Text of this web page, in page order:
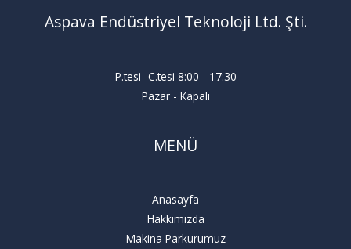
Aspava Endüstriyel Teknoloji Ltd. Şti.
P.tesi- C.tesi 8:00 - 17:30
Pazar - Kapalı
MENÜ
Anasayfa
Hakkımızda
Makina Parkurumuz